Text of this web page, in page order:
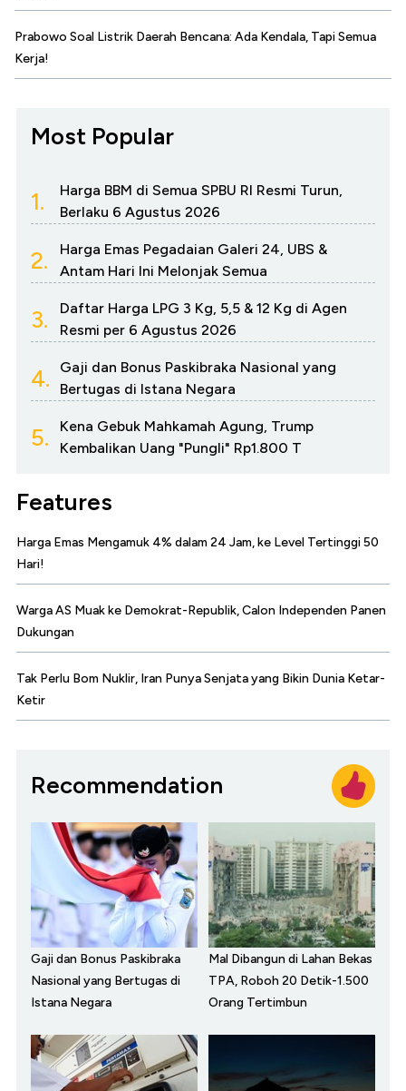
Prabowo Soal Listrik Daerah Bencana: Ada Kendala, Tapi Semua
Kerja!
Most Popular
1.
Harga BBM di Semua SPBU RI Resmi Turun,
Berlaku 6 Agustus 2026
2.
Harga Emas Pegadaian Galeri 24, UBS &
Antam Hari Ini Melonjak Semua
3.
Daftar Harga LPG 3 Kg, 5,5 & 12 Kg di Agen
Resmi per 6 Agustus 2026
4.
Gaji dan Bonus Paskibraka Nasional yang
Bertugas di Istana Negara
5.
Kena Gebuk Mahkamah Agung, Trump
Kembalikan Uang "Pungli" Rp1.800 T
Features
Harga Emas Mengamuk 4% dalam 24 Jam, ke Level Tertinggi 50
Hari!
Warga AS Muak ke Demokrat-Republik, Calon Independen Panen
Dukungan
Tak Perlu Bom Nuklir, Iran Punya Senjata yang Bikin Dunia Ketar-
Ketir
Recommendation
Gaji dan Bonus Paskibraka
Nasional yang Bertugas di
Istana Negara
Mal Dibangun di Lahan Bekas
TPA, Roboh 20 Detik-1.500
Orang Tertimbun